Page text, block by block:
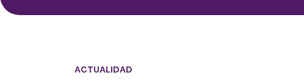
ACTUALIDAD